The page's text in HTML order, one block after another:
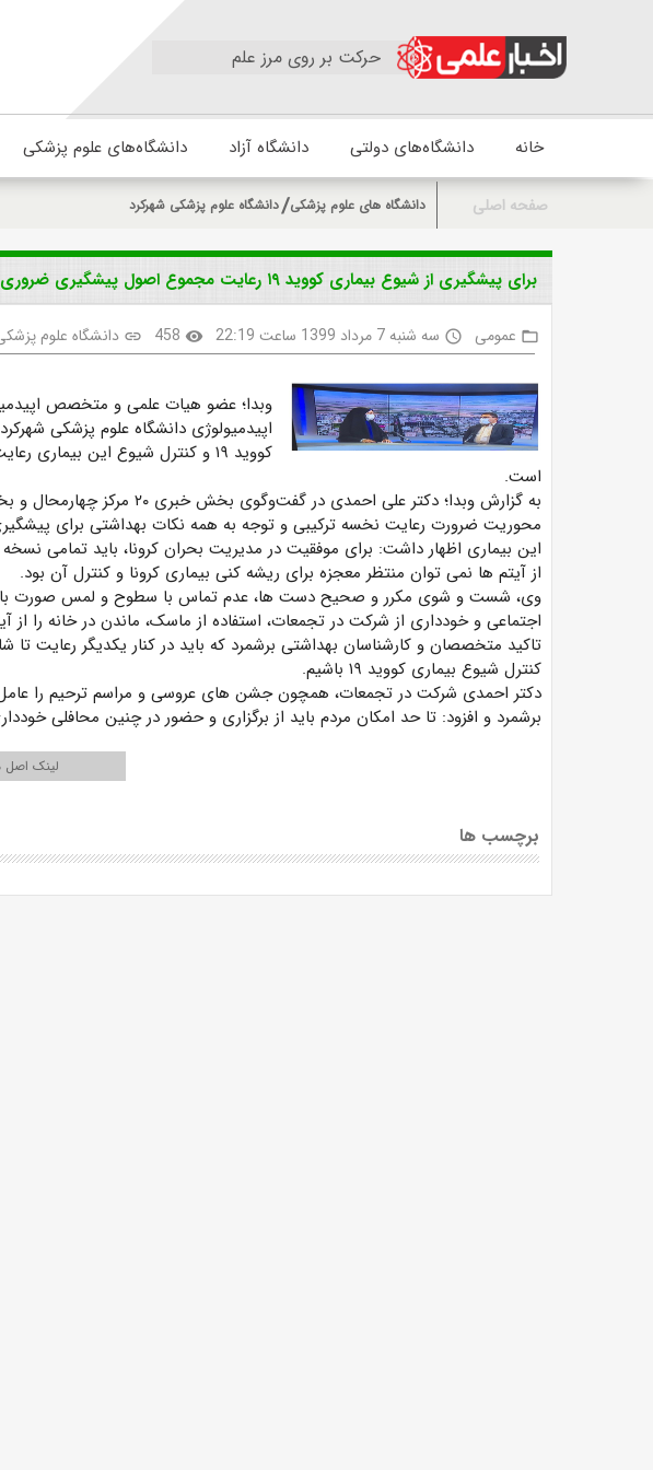
حرکت بر روی مرز علم
خانه دانشگاه‌های دولتی دانشگاه آزاد دانشگاه‌های علوم پزشکی
صفحه اصلی دانشگاه های علوم پزشکی دانشگاه علوم پزشکی شهرکرد
برای پیشگیری از شیوع بیماری کووید ۱۹ رعایت مجموع اصول پیشگیری ضروری است
folder_open عمومی access_time سه شنبه 7 مرداد 1399 ساعت 22:19 visibility
458
link دانشگاه علوم
وبدا؛ عضو هیات علمی و متخصص
اپیدمیولوژی دانشگاه علوم پزشکی
کووید ۱۹ و کنترل شیوع این
است.
این بیماری اظهار داشت: برای موفقیت در مدیریت بحران کرونا، باید تمامی
از آیتم ها نمی توان منتظر معجزه برای ریشه کنی بیماری کرونا و کنترل آن بود.
وی، شست و شوی مکرر و صحیح دست ها، عدم تماس با سطوح و لمس صورت با
اجتماعی و خودداری از شرکت در تجمعات، استفاده از ماسک، ماندن در خانه را از
تاکید متخصصان و کارشناسان بهداشتی برشمرد که باید در کنار یکدیگر رعایت تا
کنترل شیوع بیماری کووید ۱۹ باشیم.
دکتر احمدی شرکت در تجمعات، همچون جشن های عروسی و مراسم ترحیم را عامل
برشمرد و افزود: تا حد امکان مردم باید از برگزاری و حضور در چنین محافلی
لینک اصل
برچسب ها